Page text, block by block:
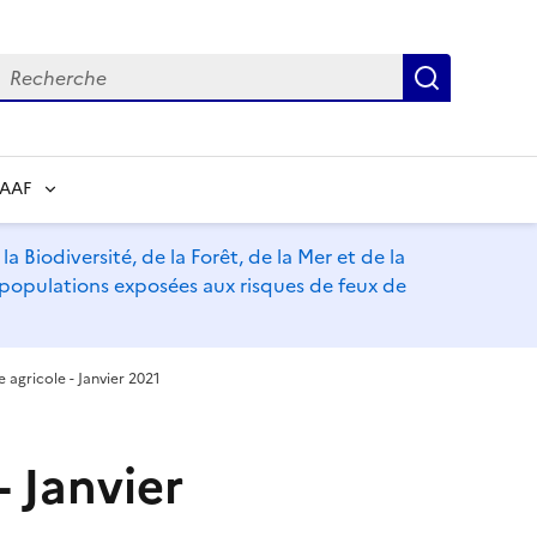
Recherche
Biodiversité, de la Forêt, de la Mer et de la
exposées aux risques de feux de
- Janvier 2021
Janvier